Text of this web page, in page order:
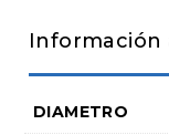
Información
DIAMETRO